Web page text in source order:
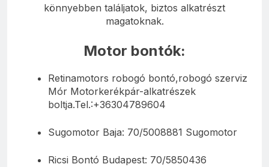
könnyebben találjatok, biztos alkatrészt
magatoknak.
Motor bontók:
Retinamotors robogó bontó,robogó szerviz
Mór Motorkerékpár-alkatrészek
boltja.Tel.:+36304789604
Sugomotor Baja: 70/5008881 Sugomotor
Ricsi Bontó Budapest: 70/5850436